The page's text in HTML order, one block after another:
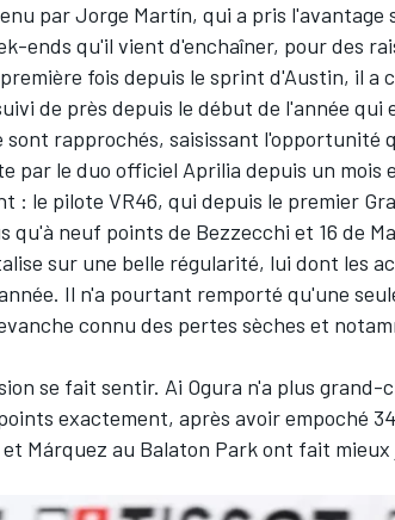
par Jorge Martín, qui a pris l'avantage
ends qu'il vient d'enchaîner, pour des
fois depuis le sprint d'Austin, il a
de près depuis le début de l'année qui
sont rapprochés, saisissant l'opportunité
par le duo officiel Aprilia depuis un mois
: le pilote VR46, qui depuis le premier
qu'à neuf points de Bezzecchi et 16 de
sur une belle régularité, lui dont les
Il n'a pourtant remporté qu'une
connu des pertes sèches et
se fait sentir. Ai Ogura n'a plus grand-
exactement, après avoir empoché
et Márquez au Balaton Park ont fait